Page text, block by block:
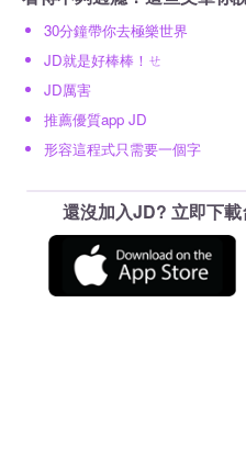
30分鐘帶你去極樂世界
JD就是好棒棒！ㄝ
JD厲害
推薦優質app JD
形容這程式只需要一個字
還沒加入JD? 立即下